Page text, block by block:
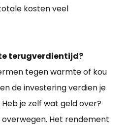
kosten veel
terugverdientijd?
tegen warmte of kou
de investering verdien je
je zelf wat geld over?
overwegen. Het rendement